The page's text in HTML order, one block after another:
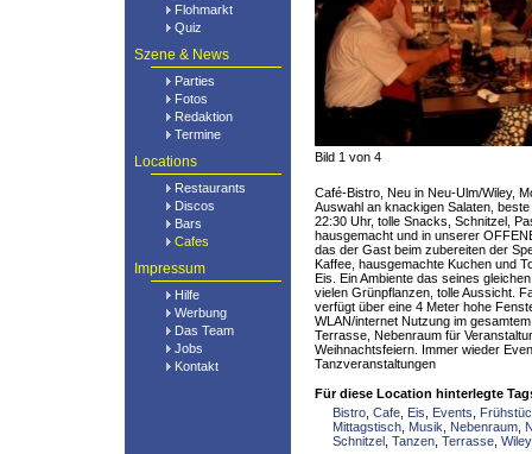
Flohmarkt
Quiz
Szene & News
Parties
Fotos
Redaktion
Termine
Locations
Restaurants
Discos
Bars
Cafes
Impressum
Hilfe
Werbung
Das Team
Jobs
Kontakt
Bild 1 von 4
Café-Bistro, Neu in Neu-Ulm/Wiley,
Auswahl an knackigen Salaten,
22:30 Uhr, tolle Snacks, Schnitzel,
hausgemacht und in unserer
das der Gast beim zubereiten der
Kaffee, hausgemachte Kuchen und
Eis. Ein Ambiente das seines
vielen Grünpflanzen, tolle Aussicht.
verfügt über eine 4 Meter hohe
WLAN/internet Nutzung im
Terrasse, Nebenraum für
Weihnachtsfeiern. Immer wieder
Tanzveranstaltungen
Für diese Location hinterlegte
Bistro Cafe Eis Events
Mittagstisch Musik Nebenraum
Schnitzel Tanzen Terrasse Wiley